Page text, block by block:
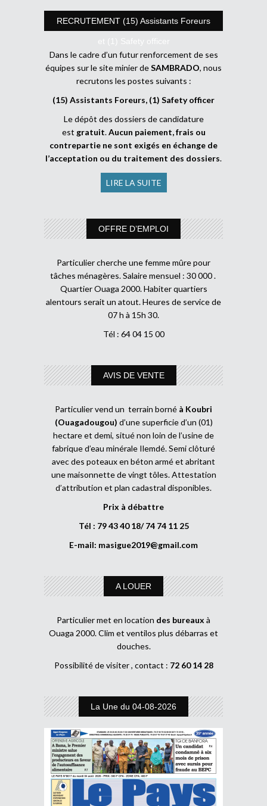
RECRUTEMENT (15) Assistants Foreurs
et (1) Safety officer
Dans le cadre d’un futur renforcement de ses
équipes sur le site minier deSAMBRADO, nous
recrutons les postes suivants :
(15) Assistants Foreurs, (1) Safety officer
Le dépôt des dossiers de candidature
est gratuit.Aucun paiement, frais ou
contrepartie ne sont exigés en échange de
l’acceptation ou du traitement des dossiers.
LIRE LA SUITE
OFFRE D’EMPLOI
Particulier cherche une femme mûre pour
tâches ménagères. Salaire mensuel : 30 000 .
Quartier Ouaga 2000. Habiter quartiers
alentours serait un atout. Heures de service de
07 h à 15h 30.
Tél : 64 04 15 00
AVIS DE VENTE
Particulier vend un terrain borné à Koubri
(Ouagadougou) d’une superficie d’un (01)
hectare et demi, situé non loin de l’usine de
fabrique d’eau minérale Ilemdé. Semi clôturé
avec des poteaux en béton armé et abritant
une maisonnette de vingt tôles. Attestation
d’attribution et plan cadastral disponibles.
Prix à débattre
Tél : 79 43 40 18/ 74 74 11 25
E-mail: masigue2019@gmail.com
A LOUER
Particulier met en location des bureaux à
Ouaga 2000. Clim et ventilos plus débarras et
douches.
Possibilité de visiter , contact : 72 60 14 28
La Une du 04-08-2026